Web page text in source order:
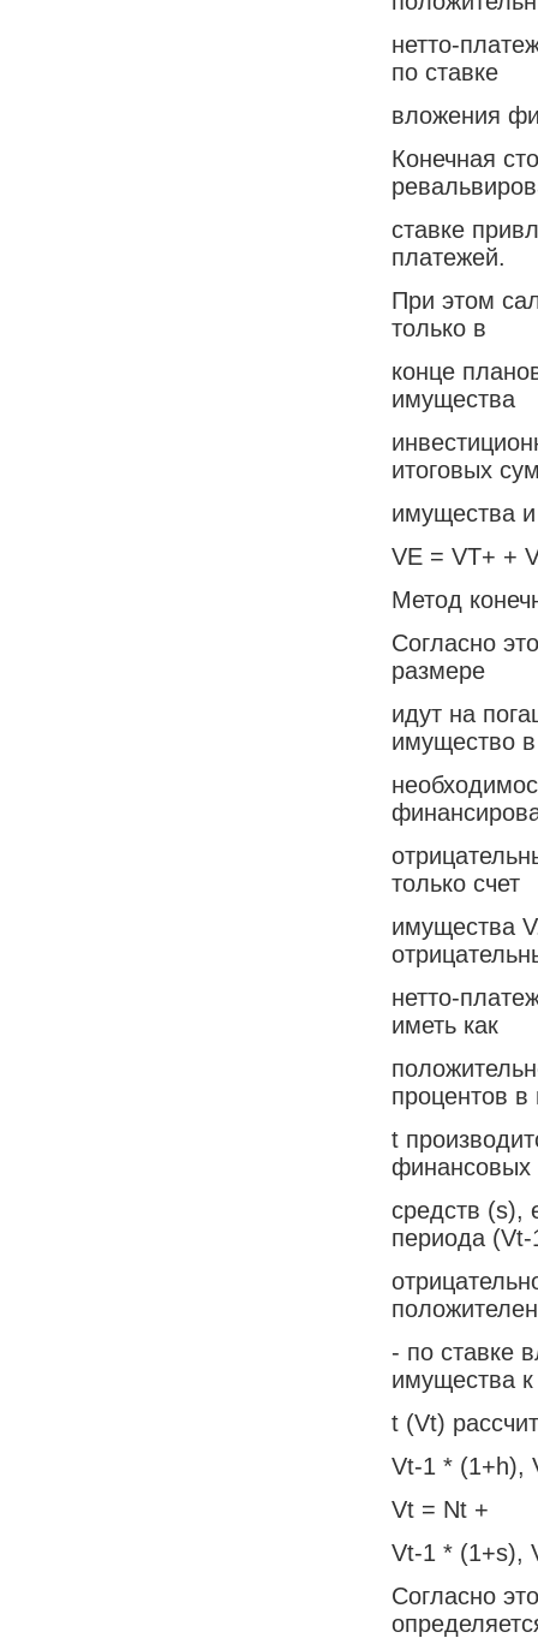
нетто-
по ставке
вложения
Конечная
ставке
платежей.
При этом
только в
конце
имущества
итоговых
имущества и
VE = VT+ +
Метод
Согласно
размере
идут на
имущество
только счет
имущества
нетто-
иметь как
процентов в
t
финансовых
средств (s),
периода (Vt-
- по ставке
имущества
t (Vt)
Vt-1 * (1+h),
Vt = Nt +
Vt-1 * (1+s),
Согласно